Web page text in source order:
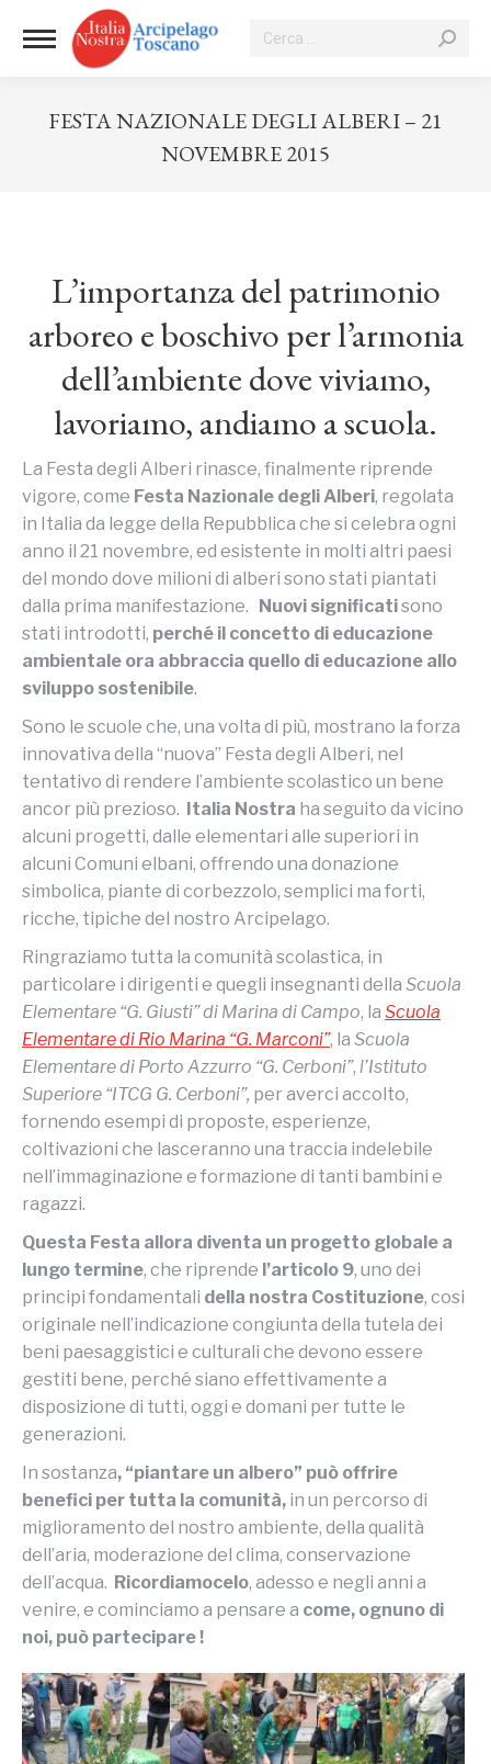
Cerca:
FESTA NAZIONALE DEGLI ALBERI – 21
NOVEMBRE 2015
L’importanza del patrimonio
arboreo e boschivo per l’armonia
dell’ambiente dove viviamo,
lavoriamo, andiamo a scuola.
La Festa degli Alberi rinasce, finalmente riprende
vigore, come Festa Nazionale degli Alberi, regolata
in Italia da legge della Repubblica che si celebra ogni
anno il 21 novembre, ed esistente in molti altri paesi
del mondo dove milioni di alberi sono stati piantati
dalla prima manifestazione. Nuovi significatisono
stati introdotti, perché il concetto di educazione
ambientale ora abbraccia quello di educazione allo
sviluppo sostenibile.
Sono le scuole che, una volta di più, mostrano la forza
innovativa della “nuova” Festa degli Alberi, nel
tentativo di rendere l’ambiente scolastico un bene
ancor più prezioso. Italia Nostra ha seguito da vicino
alcuni progetti, dalle elementari alle superiori in
alcuni Comuni elbani, offrendo una donazione
simbolica, piante di corbezzolo, semplici ma forti,
ricche, tipiche del nostro Arcipelago.
Ringraziamo tutta la comunità scolastica, in
particolare i dirigenti e quegli insegnanti della Scuola
Elementare “G. Giusti” di Marina di Campo, la Scuola
Elementare di Rio Marina “G. Marconi”, la Scuola
Elementare di Porto Azzurro “G. Cerboni”, l’Istituto
Superiore “ITCG G. Cerboni”, per averci accolto,
fornendo esempi di proposte, esperienze,
coltivazioni che lasceranno una traccia indelebile
nell’immaginazione e formazione di tanti bambini e
ragazzi.
Questa Festa allora diventa un progetto globale a
lungo termine, che riprende l’articolo 9, uno dei
principi fondamentali della nostra Costituzione, cosi
originale nell’indicazione congiunta della tutela dei
beni paesaggistici e culturali che devono essere
gestiti bene, perché siano effettivamente a
disposizione di tutti, oggi e domani per tutte le
generazioni.
In sostanza, “piantare un albero” può offrire
benefici per tutta la comunità, in un percorso di
miglioramento del nostro ambiente, della qualità
dell’aria, moderazione del clima, conservazione
dell’acqua. Ricordiamocelo, adesso e negli anni a
venire, e cominciamo a pensare a come, ognuno di
noi, può partecipare !